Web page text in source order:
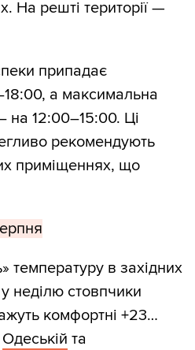
На решті території —
припадає
а максимальна
на 12:00–15:00. Ці
рекомендують
приміщеннях, що
температуру в західних
неділю стовпчики
комфортні +23…
Одеській та